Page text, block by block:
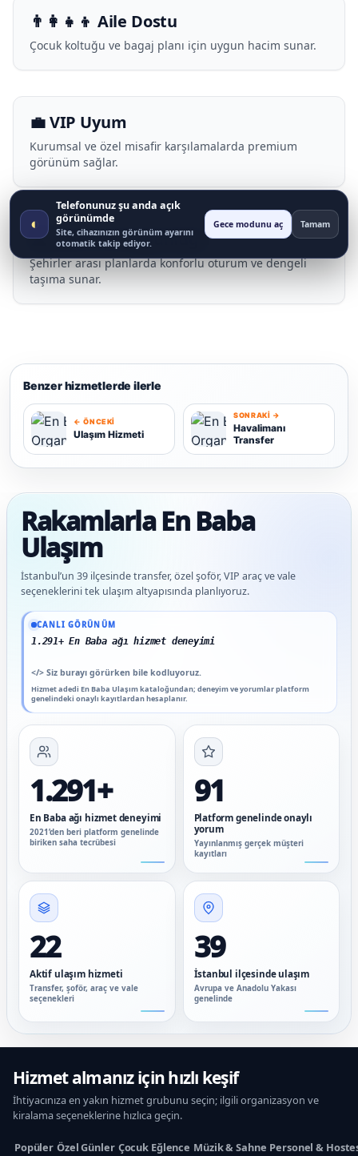
👨‍👩‍👧‍👦 Aile Dostu
Çocuk koltuğu ve bagaj planı için uygun hacim sunar.
💼 VIP Uyum
Kurumsal ve özel misafir karşılamalarda premium
görünüm sağlar.
🛣️ Uzun Yol Uygunluğu
Şehirler arası planlarda konforlu oturum ve dengeli
taşıma sunar.
Benzer hizmetlerde ilerle
← ÖNCEKI
Ulaşım Hizmeti
SONRAKI →
Havalimanı
Transfer
Rakamlarla En Baba
Ulaşım
İstanbul’un 39 ilçesinde transfer, özel şoför, VIP araç ve vale
seçeneklerini tek ulaşım altyapısında planlıyoruz.
CANLI GÖRÜNÜM
1.291+ En Baba ağı hizmet deneyimi
</> Siz burayı görürken bile kodluyoruz.
Hizmet adedi En Baba Ulaşım kataloğundan; deneyim ve yorumlar platform
genelindeki onaylı kayıtlardan hesaplanır.
Güncel veriler: 1.291+ En Baba ağı hizmet deneyimi; 91 platform genelinde
1.291+
En Baba ağı hizmet deneyimi
2021’den beri platform genelinde
biriken saha tecrübesi
91
Platform genelinde onaylı
yorum
Yayınlanmış gerçek müşteri
kayıtları
22
Aktif ulaşım hizmeti
Transfer, şoför, araç ve vale
seçenekleri
39
İstanbul ilçesinde ulaşım
Avrupa ve Anadolu Yakası
genelinde
Hizmet almanız için hızlı keşif
İhtiyacınıza en yakın hizmet grubunu seçin; ilgili organizasyon ve
kiralama seçeneklerine hızlıca geçin.
Popüler Özel Günler Çocuk Eğlence Müzik & Sahne Personel &
◐
Telefonunuz şu anda açık
görünümde
Site, cihazınızın görünüm ayarını
otomatik takip ediyor.
Gece modunu aç Tamam